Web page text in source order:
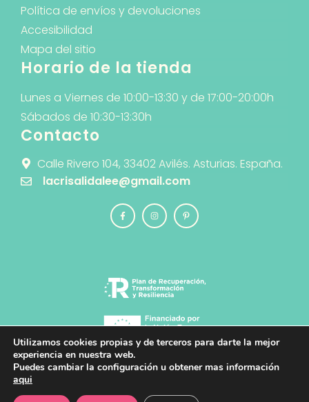
Política de envíos y devoluciones
Accesibilidad
Mapa del sitio
Horario de la tienda
Lunes a Viernes de 10:00-13:30 y de 17:00-20:00h
Sábados de 10:30-13:30h
Contacto
Calle Rivero 104, 33402 Avilés. Asturias. España.
lacrisalidalee@gmail.com
© 2026 La Crisálida · Diseño y Desarrollo
Web
Creativa
10.95€
Utilizamos cookies propias y de terceros para darte la mejor
experiencia en nuestra web.
Puedes cambiar la configuración u obtener mas información
aqui